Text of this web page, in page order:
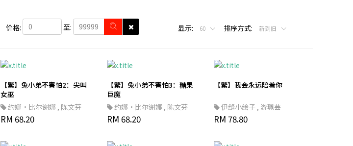
价格: 至: 显示: 60 排序方式: 新到旧
【繁】兔小弟不害怕2：尖叫
女巫
约娜·比尔谢娜 , 陈文芬
RM 68.20
【繁】兔小弟不害怕3：糖果
巨魔
约娜·比尔谢娜 , 陈文芬
RM 68.20
【繁】我会永远陪着你
伊缝小绘子 , 游珮芸
RM 78.80